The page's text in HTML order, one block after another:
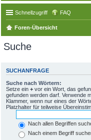
Schnellzugriff FAQ
Foren-Übersicht
Suche
SUCHANFRAGE
Suche nach Wörtern:
Setze ein + vor ein Wort, das
gefunden werden darf. Verwende
Klammer, wenn nur eines der
Platzhalter für teilweise
Nach allen Begriffen
Nach einem Begriff